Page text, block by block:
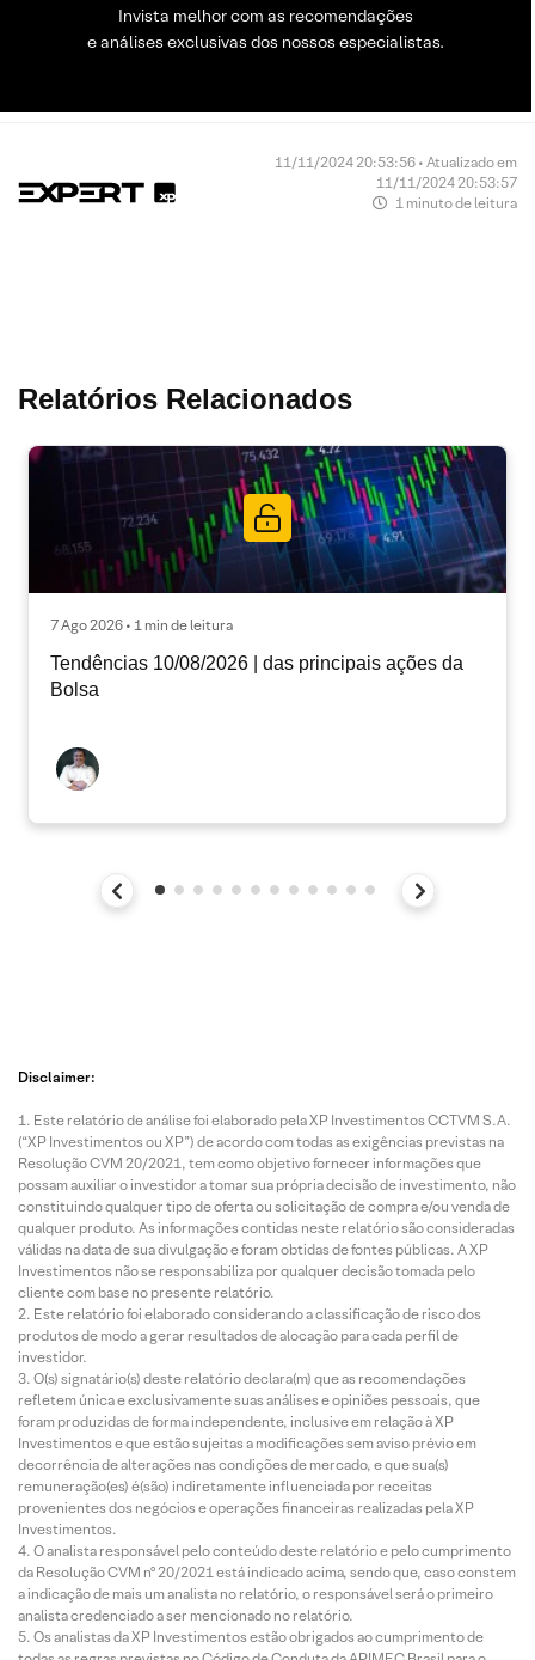
Invista melhor com as recomendações
e análises exclusivas dos nossos especialistas.
11/11/2024 20:53:56 • Atualizado em
11/11/2024 20:53:57
1 minuto de leitura
Relatórios Relacionados
7 Ago 2026 • 1 min de leitura
Tendências 10/08/2026 | das principais ações da
Bolsa
Disclaimer:
Este relatório de análise foi elaborado pela XP Investimentos CCTVM S.A.
(“XP Investimentos ou XP”) de acordo com todas as exigências previstas na
Resolução CVM 20/2021, tem como objetivo fornecer informações que
possam auxiliar o investidor a tomar sua própria decisão de investimento, não
constituindo qualquer tipo de oferta ou solicitação de compra e/ou venda de
qualquer produto. As informações contidas neste relatório são consideradas
válidas na data de sua divulgação e foram obtidas de fontes públicas. A XP
Investimentos não se responsabiliza por qualquer decisão tomada pelo
cliente com base no presente relatório.
Este relatório foi elaborado considerando a classificação de risco dos
produtos de modo a gerar resultados de alocação para cada perfil de
investidor.
O(s) signatário(s) deste relatório declara(m) que as recomendações
refletem única e exclusivamente suas análises e opiniões pessoais, que
foram produzidas de forma independente, inclusive em relação à XP
Investimentos e que estão sujeitas a modificações sem aviso prévio em
decorrência de alterações nas condições de mercado, e que sua(s)
remuneração(es) é(são) indiretamente influenciada por receitas
provenientes dos negócios e operações financeiras realizadas pela XP
Investimentos.
O analista responsável pelo conteúdo deste relatório e pelo cumprimento
da Resolução CVM nº 20/2021 está indicado acima, sendo que, caso constem
a indicação de mais um analista no relatório, o responsável será o primeiro
analista credenciado a ser mencionado no relatório.
Os analistas da XP Investimentos estão obrigados ao cumprimento de